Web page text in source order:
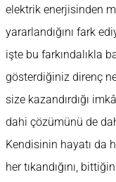
elektrik enerjisinden
yararlandığını fark
işte bu farkındalıkla
gösterdiğiniz direnç
size kazandırdığı
dahi çözümünü de
Kendisinin hayatı da
her tıkandığını,